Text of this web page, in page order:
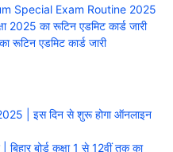
Special Exam Routine 2025
2025 का रूटिन एडमिट कार्ड जारी
रूटिन एडमिट कार्ड जारी
2025 | इस दिन से शुरू होगा ऑनलाइन
बिहार बोर्ड कक्षा 1 से 12वीं तक का